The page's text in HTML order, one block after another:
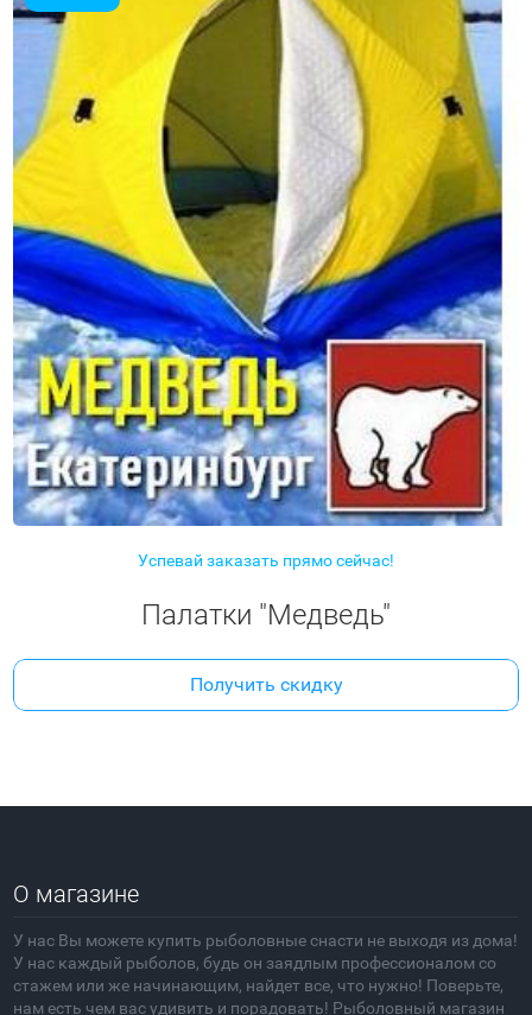
Успевай заказать прямо сейчас!
Палатки "Медведь"
Получить скидку
О магазине
У нас Вы можете купить рыболовные снасти не выходя из дома!
У нас каждый рыболов, будь он заядлым профессионалом со
стажем или же начинающим, найдет все, что нужно! Поверьте,
нам есть чем вас удивить и порадовать! Рыболовный магазин